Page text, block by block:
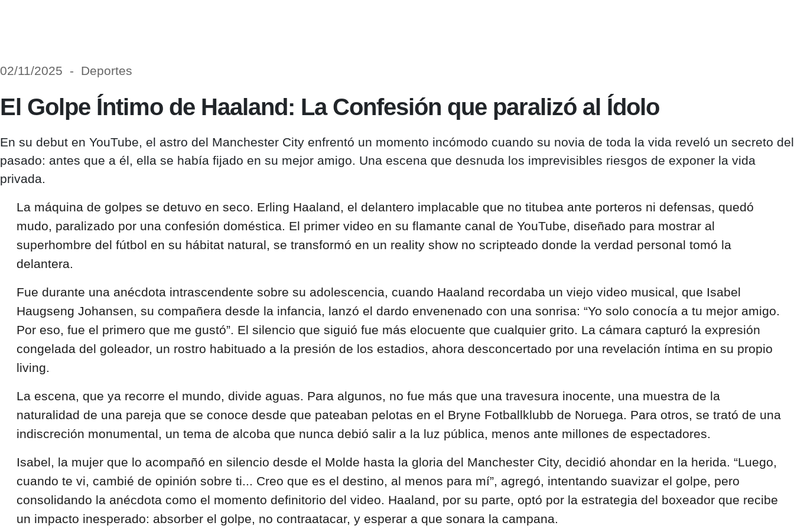
02/11/2025 - Deportes
El Golpe Íntimo de Haaland: La Confesión que paralizó al Ídolo
En su debut en YouTube, el astro del Manchester City enfrentó un momento incómodo cuando su novia de toda la vida reveló un secreto del
pasado: antes que a él, ella se había fijado en su mejor amigo. Una escena que desnuda los imprevisibles riesgos de exponer la vida
privada.
La máquina de golpes se detuvo en seco. Erling Haaland, el delantero implacable que no titubea ante porteros ni defensas, quedó
mudo, paralizado por una confesión doméstica. El primer video en su flamante canal de YouTube, diseñado para mostrar al
superhombre del fútbol en su hábitat natural, se transformó en un reality show no scripteado donde la verdad personal tomó la
delantera.
Fue durante una anécdota intrascendente sobre su adolescencia, cuando Haaland recordaba un viejo video musical, que Isabel
Haugseng Johansen, su compañera desde la infancia, lanzó el dardo envenenado con una sonrisa: “Yo solo conocía a tu mejor amigo.
Por eso, fue el primero que me gustó”. El silencio que siguió fue más elocuente que cualquier grito. La cámara capturó la expresión
congelada del goleador, un rostro habituado a la presión de los estadios, ahora desconcertado por una revelación íntima en su propio
living.
La escena, que ya recorre el mundo, divide aguas. Para algunos, no fue más que una travesura inocente, una muestra de la
naturalidad de una pareja que se conoce desde que pateaban pelotas en el Bryne Fotballklubb de Noruega. Para otros, se trató de una
indiscreción monumental, un tema de alcoba que nunca debió salir a la luz pública, menos ante millones de espectadores.
Isabel, la mujer que lo acompañó en silencio desde el Molde hasta la gloria del Manchester City, decidió ahondar en la herida. “Luego,
cuando te vi, cambié de opinión sobre ti... Creo que es el destino, al menos para mí”, agregó, intentando suavizar el golpe, pero
consolidando la anécdota como el momento definitorio del video. Haaland, por su parte, optó por la estrategia del boxeador que recibe
un impacto inesperado: absorber el golpe, no contraatacar, y esperar a que sonara la campana.